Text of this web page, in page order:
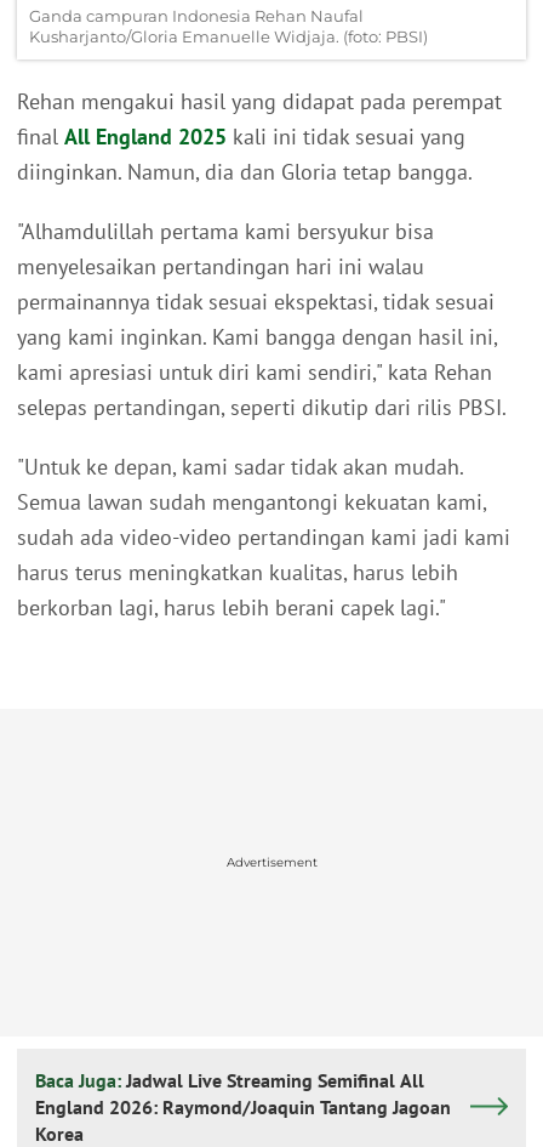
Ganda campuran Indonesia Rehan Naufal
Kusharjanto/Gloria Emanuelle Widjaja. (foto: PBSI)
Rehan mengakui hasil yang didapat pada perempat
final All England 2025 kali ini tidak sesuai yang
diinginkan. Namun, dia dan Gloria tetap bangga.
"Alhamdulillah pertama kami bersyukur bisa
menyelesaikan pertandingan hari ini walau
permainannya tidak sesuai ekspektasi, tidak sesuai
yang kami inginkan. Kami bangga dengan hasil ini,
kami apresiasi untuk diri kami sendiri," kata Rehan
selepas pertandingan, seperti dikutip dari rilis PBSI.
"Untuk ke depan, kami sadar tidak akan mudah.
Semua lawan sudah mengantongi kekuatan kami,
sudah ada video-video pertandingan kami jadi kami
harus terus meningkatkan kualitas, harus lebih
berkorban lagi, harus lebih berani capek lagi."
Advertisement
Baca Juga: Jadwal Live Streaming Semifinal All
England 2026: Raymond/Joaquin Tantang Jagoan
Korea